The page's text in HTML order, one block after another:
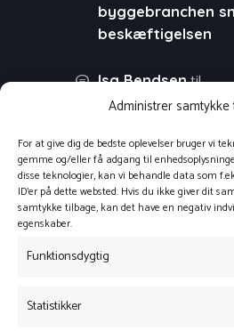
Administrer
For at give dig de bedste oplevelser bruger vi
gemme og/eller få adgang til
disse teknologier, kan vi behandle data som
ID'er på dette websted. Hvis du ikke giver dit
samtykke tilbage, kan det have en negativ
egenskaber.
Funktionsdygtig
Statistikker
byggebranchen
beskæftigelsen
Isa Bendsentil
websalg
Mortentil
Tid til refleksion
svindbekæmpelse